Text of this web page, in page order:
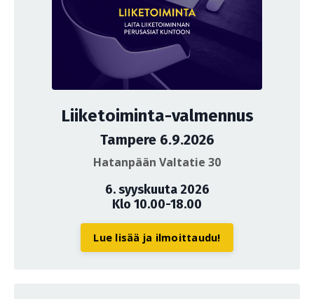
Liiketoiminta-valmennus
Tampere 6.9.2026
Hatanpään Valtatie 30
6. syyskuuta 2026
Klo 10.00-18.00
Lue lisää ja ilmoittaudu!